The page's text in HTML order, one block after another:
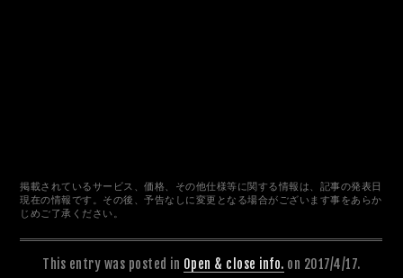
掲載されているサービス、価格、その他仕様等に関する情報は、記事の発表日
現在の情報です。その後、予告なしに変更となる場合がございます事をあらか
じめご了承ください。
This entry was posted in Open & close info. on 2017/4/17.